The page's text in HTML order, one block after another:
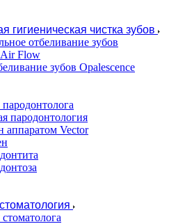
гигиеническая чистка зубов
отбеливание зубов
Air Flow
зубов Opalescence
пародонтология
аппаратом Vector